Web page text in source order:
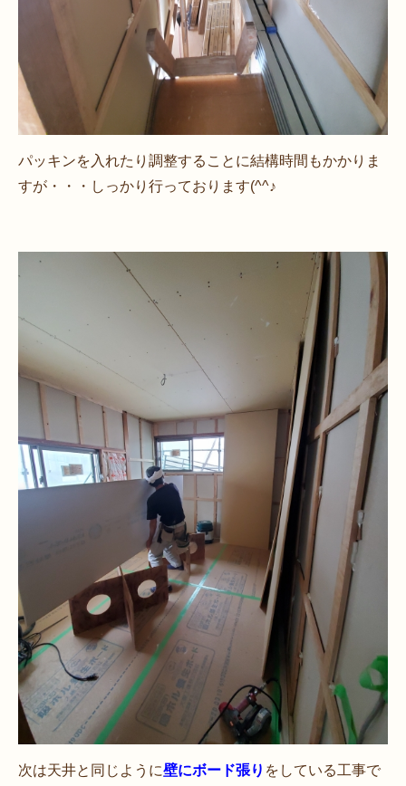
パッキンを入れたり調整することに結構時間もかかりま
すが・・・しっかり行っております(^^♪
次は天井と同じように壁にボード張り をしている工事で